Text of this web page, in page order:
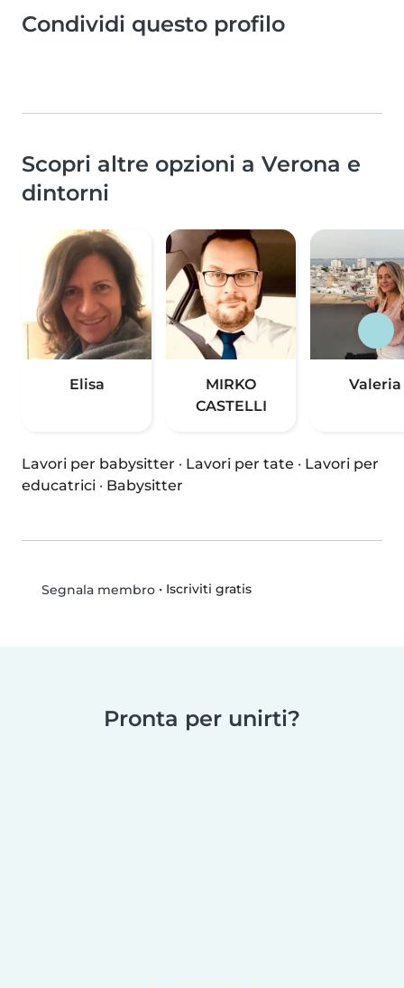
Condividi questo profilo
Scopri altre opzioni a Verona e
dintorni
Elisa
MIRKO
CASTELLI
Valeria
Lavori per babysitter · Lavori per tate · Lavori per
educatrici · Babysitter
Segnala membro• Iscriviti gratis
Pronta per unirti?